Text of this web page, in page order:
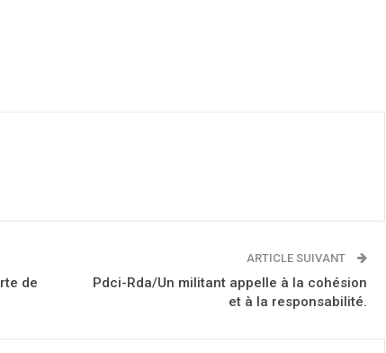
de
ARTICLE SUIVANT
Pdci-Rda/Un militant appelle à la cohésion
et à la responsabilité.